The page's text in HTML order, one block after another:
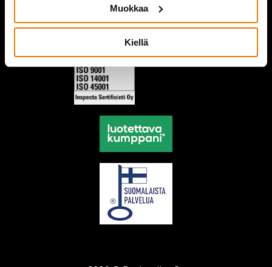
Muokkaa
Kiellä